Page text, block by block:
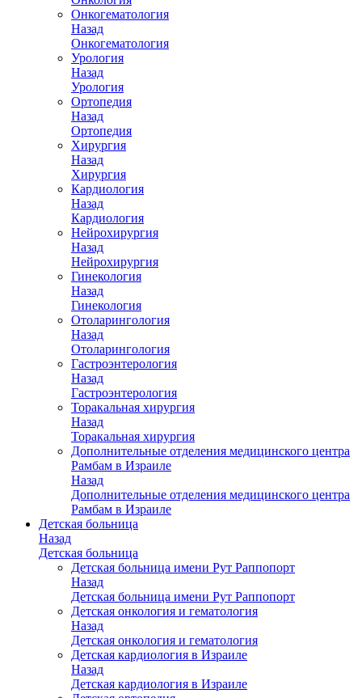
Онкогематология
Назад
Онкогематология
Урология
Назад
Урология
Ортопедия
Назад
Ортопедия
Хирургия
Назад
Хирургия
Кардиология
Назад
Кардиология
Нейрохирургия
Назад
Нейрохирургия
Гинекология
Назад
Гинекология
Отоларингология
Назад
Отоларингология
Гастроэнтерология
Назад
Гастроэнтерология
Торакальная хирургия
Назад
Торакальная хирургия
Дополнительные отделения медицинского центра
Рамбам в Израиле
Назад
Дополнительные отделения медицинского центра
Рамбам в Израиле
Детская больница
Назад
Детская больница
Детская больница имени Рут Раппопорт
Назад
Детская больница имени Рут Раппопорт
Детская онкология и гематология
Назад
Детская онкология и гематология
Детская кардиология в Израиле
Назад
Детская кардиология в Израиле